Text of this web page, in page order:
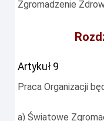
Zgromadzenie
Artykuł 9
Praca Organizacji
a) Światowe